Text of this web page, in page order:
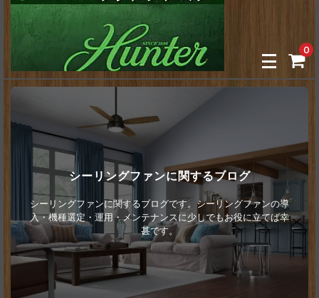
0
シーリングファンに関するブログ
シーリングファンに関するブログです。シーリングファンの導
入・機種選定・運用・メンテナンスに少しでもお役に立てば幸
甚です。